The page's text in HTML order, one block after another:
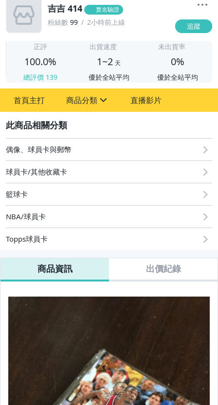
吉吉 414 實名驗證
粉絲數 99 2小時前上線 追蹤
正評
100.0%
總評價 139
出貨速度
1~2 天
優於全站平均
未出貨率
0%
優於全站平均
首頁主打 商品分類
偶像、球員卡與郵幣
直播影片
偶像、球員卡與郵幣
球員卡/其他收藏卡
籃球卡
NBA/球員卡
Topps球員卡
商品資訊 出價紀錄